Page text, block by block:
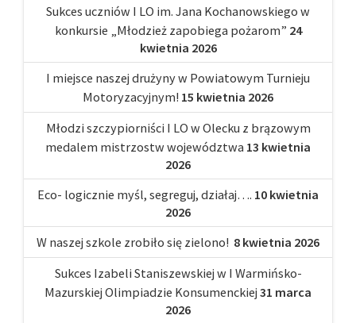
Sukces uczniów I LO im. Jana Kochanowskiego w
konkursie „Młodzież zapobiega pożarom” 24
kwietnia 2026
I miejsce naszej drużyny w Powiatowym Turnieju
Motoryzacyjnym! 15 kwietnia 2026
Młodzi szczypiorniści I LO w Olecku z brązowym
medalem mistrzostw województwa 13 kwietnia
2026
Eco- logicznie myśl, segreguj, działaj…. 10 kwietnia
2026
W naszej szkole zrobiło się zielono! 8 kwietnia 2026
Sukces Izabeli Staniszewskiej w I Warmińsko-
Mazurskiej Olimpiadzie Konsumenckiej 31 marca
2026